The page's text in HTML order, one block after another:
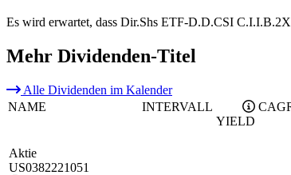
Es wird erwartet, dass Dir.Shs ETF-D.D.CSI
Mehr Dividenden-Titel
Alle Dividenden im Kalender
NAME
INTERVALL
YIELD
Aktie
US0382221051